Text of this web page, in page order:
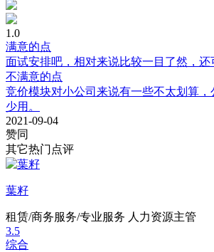
1.0
满意的点
面试安排吧，相对来说比较一目了然，
不满意的点
竞价模块对小公司来说有一些不太划算
少用。
2021-09-04
赞同
其它热门点评
葉籽
租赁/商务服务/专业服务 人力资源主管
3.5
综合